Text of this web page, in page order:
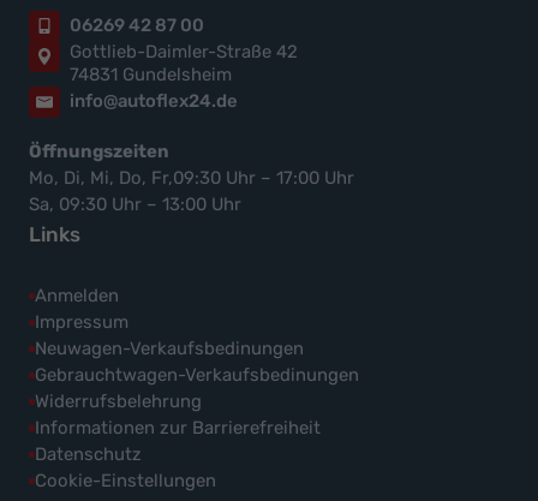
06269 42 87 00
Gottlieb-Daimler-Straße 42
74831 Gundelsheim
info@autoflex24.de
Öffnungszeiten
Mo, Di, Mi, Do, Fr,09:30 Uhr – 17:00 Uhr
Sa, 09:30 Uhr – 13:00 Uhr
Links
Anmelden
Impressum
Neuwagen-Verkaufsbedinungen
Gebrauchtwagen-Verkaufsbedinungen
Widerrufsbelehrung
Informationen zur Barrierefreiheit
Datenschutz
Cookie-Einstellungen